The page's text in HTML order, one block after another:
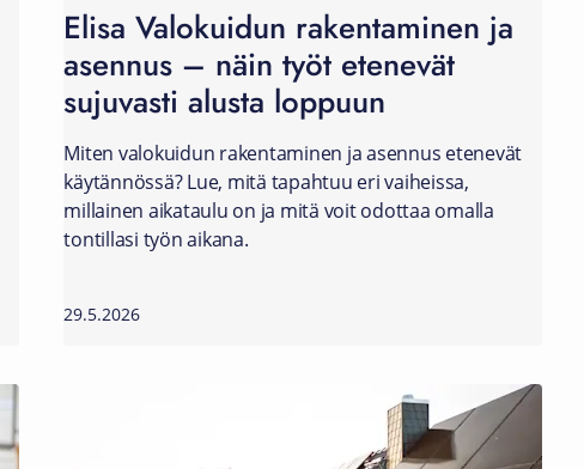
Elisa Valokuidun rakentaminen ja
asennus – näin työt etenevät
sujuvasti alusta loppuun
Miten valokuidun rakentaminen ja asennus etenevät
käytännössä? Lue, mitä tapahtuu eri vaiheissa,
millainen aikataulu on ja mitä voit odottaa omalla
tontillasi työn aikana.
29.5.2026